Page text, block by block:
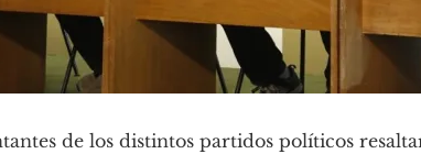
de los distintos partidos políticos